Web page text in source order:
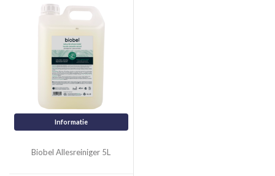
Informatie
Biobel Allesreiniger 5L